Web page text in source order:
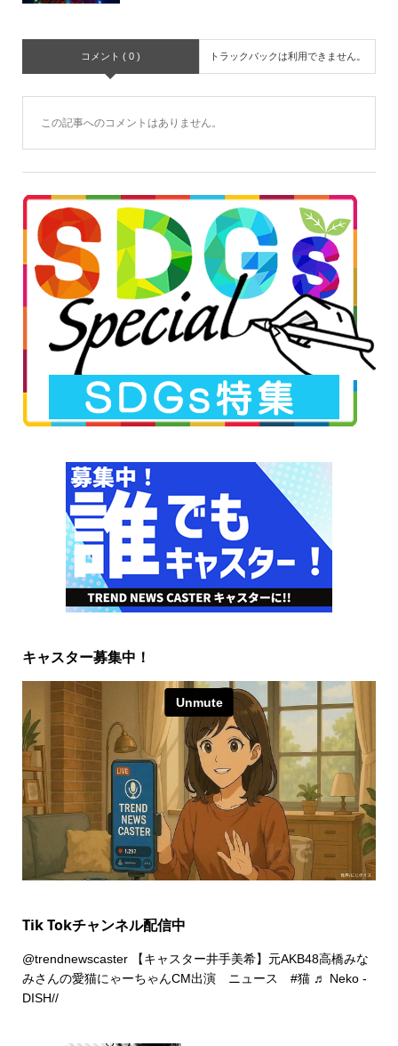
コメント ( 0 ) トラックバックは利用できません。
この記事へのコメントはありません。
キャスター募集中！
Tik Tokチャンネル配信中
@trendnewscaster【キャスター井手美希】元AKB48高橋みな
みさんの愛猫にゃーちゃんCM出演 ニュース #猫 ♬ Neko -
DISH//